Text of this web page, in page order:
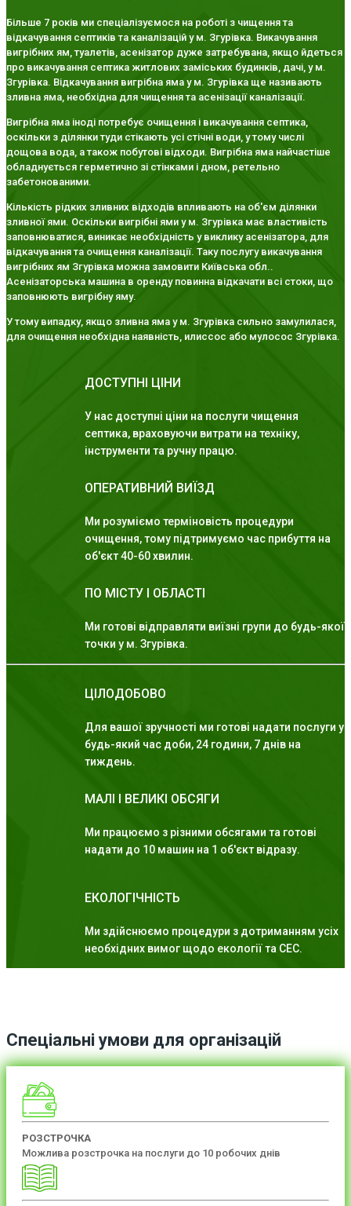
Більше 7 років ми спеціалізуємося на роботі з чищення та
відкачування септиків та каналізацій у м. Згурівка. Викачування
вигрібних ям, туалетів, асенізатор дуже затребувана, якщо йдеться
про викачування септика житлових заміських будинків, дачі, у м.
Згурівка. Відкачування вигрібна яма у м. Згурівка ще називають
зливна яма, необхідна для чищення та асенізації каналізації.
Вигрібна яма іноді потребує очищення і викачування септика,
оскільки з ділянки туди стікають усі стічні води, у тому числі
дощова вода, а також побутові відходи. Вигрібна яма найчастіше
обладнується герметично зі стінками і дном, ретельно
забетонованими.
Кількість рідких зливних відходів впливають на об'єм ділянки
зливної ями. Оскільки вигрібні ями у м. Згурівка має властивість
заповнюватися, виникає необхідність у виклику асенізатора, для
відкачування та очищення каналізації. Таку послугу викачування
вигрібних ям Згурівка можна замовити Київська обл..
Асенізаторська машина в оренду повинна відкачати всі стоки, що
заповнюють вигрібну яму.
У тому випадку, якщо зливна яма у м. Згурівка сильно замулилася,
для очищення необхідна наявність, илиссос або мулосос Згурівка.
ДОСТУПНІ ЦІНИ
У нас доступні ціни на послуги чищення
септика, враховуючи витрати на техніку,
інструменти та ручну працю.
ОПЕРАТИВНИЙ ВИЇЗД
Ми розуміємо терміновість процедури
очищення, тому підтримуємо час прибуття на
об'єкт 40-60 хвилин.
ПО МІСТУ І ОБЛАСТІ
Ми готові відправляти виїзні групи до будь-якої
точки у м. Згурівка.
ЦІЛОДОБОВО
Для вашої зручності ми готові надати послуги у
будь-який час доби, 24 години, 7 днів на
тиждень.
МАЛІ І ВЕЛИКІ ОБСЯГИ
Ми працюємо з різними обсягами та готові
надати до 10 машин на 1 об'єкт відразу.
ЕКОЛОГІЧНІСТЬ
Ми здійснюємо процедури з дотриманням усіх
необхідних вимог щодо екології та СЕС.
Спеціальні умови для організацій
РОЗСТРОЧКА
Можлива розстрочка на послуги до 10 робочих днів